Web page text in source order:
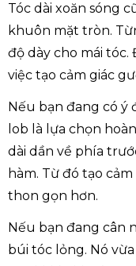
Tóc dài xoăn sóng
khuôn mặt tròn.
độ dày cho mái
việc tạo cảm giác
Nếu bạn đang có ý
lob là lựa chọn
dài dần về phía
hàm. Từ đó tạo
thon gọn hơn.
Nếu bạn đang cân
búi tóc lỏng. Nó